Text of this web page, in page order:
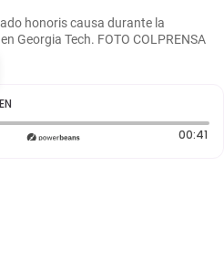
honoris causa durante la
Georgia Tech. FOTO COLPRENSA
0 segundos 00:41